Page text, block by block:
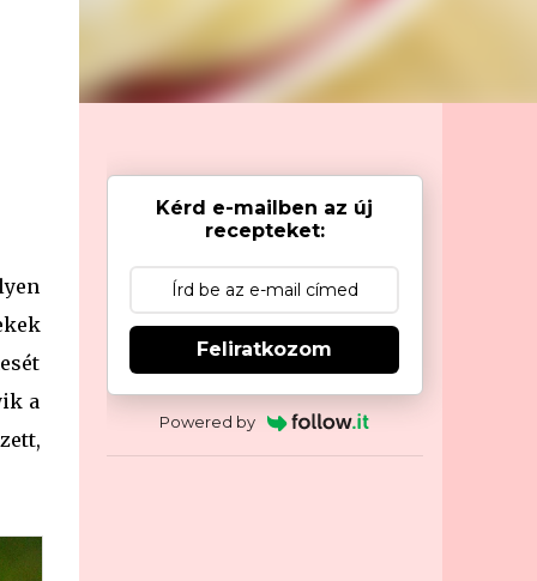
a
Kérd e-mailben az új
recepteket:
Feliratkozom
Powered by